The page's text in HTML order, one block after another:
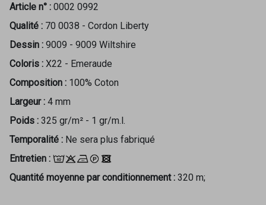
Article n° : 0002 0992
Qualité : 70 0038 - Cordon Liberty
Dessin : 9009 - 9009 Wiltshire
Coloris : X22 - Emeraude
Composition : 100% Coton
Largeur : 4 mm
Poids : 325 gr/m² - 1 gr/m.l.
Temporalité : Ne sera plus fabriqué
Entretien :
Quantité moyenne par conditionnement : 320 m;